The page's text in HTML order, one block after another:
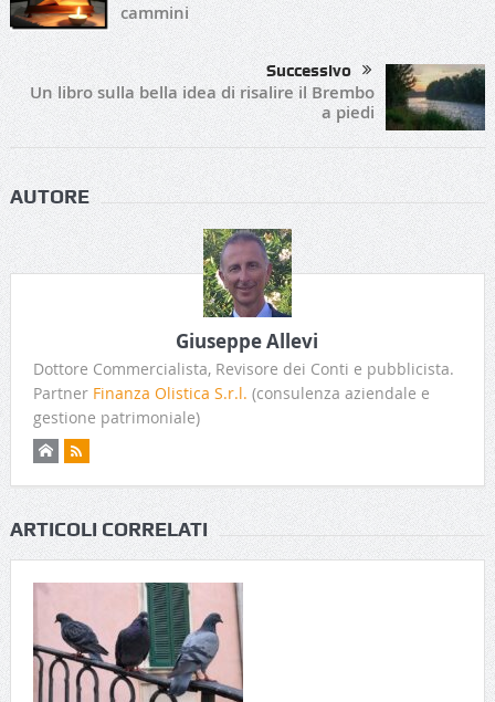
cammini
Successivo
Un libro sulla bella idea di risalire il Brembo
a piedi
AUTORE
Giuseppe Allevi
Dottore Commercialista, Revisore dei Conti e pubblicista.
Partner Finanza Olistica S.r.l. (consulenza aziendale e
gestione patrimoniale)
ARTICOLI CORRELATI